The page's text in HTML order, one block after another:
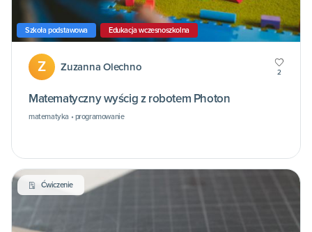
Szkoła podstawowa Edukacja wczesnoszkolna
Z Zuzanna Olechno 2
Matematyczny wyścig z robotem Photon
matematyka • programowanie
Ćwiczenie